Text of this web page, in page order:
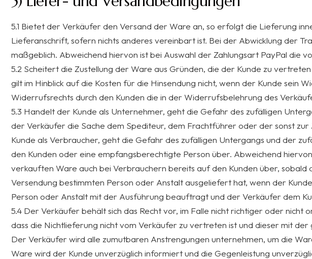
5.1 Bietet der Verkäufer den Versand der Ware an, so erfolgt die Lieferung
Lieferanschrift, sofern nichts anderes vereinbart ist. Bei der Abwicklung der
maßgeblich. Abweichend hiervon ist bei Auswahl der Zahlungsart PayPal die
5.2 Scheitert die Zustellung der Ware aus Gründen, die der Kunde zu
gilt im Hinblick auf die Kosten für die Hinsendung nicht, wenn der Kunde sein
Widerrufsrechts durch den Kunden die in der Widerrufsbelehrung des
5.3 Handelt der Kunde als Unternehmer, geht die Gefahr des zufälligen
der Verkäufer die Sache dem Spediteur, dem Frachtführer oder der sonst
Kunde als Verbraucher, geht die Gefahr des zufälligen Untergangs und der
den Kunden oder eine empfangsberechtigte Person über. Abweichend
verkauften Ware auch bei Verbrauchern bereits auf den Kunden über,
Versendung bestimmten Person oder Anstalt ausgeliefert hat, wenn der
Person oder Anstalt mit der Ausführung beauftragt und der Verkäufer dem
5.4 Der Verkäufer behält sich das Recht vor, im Falle nicht richtiger oder
dass die Nichtlieferung nicht vom Verkäufer zu vertreten ist und dieser mit
Der Verkäufer wird alle zumutbaren Anstrengungen unternehmen, um die
Ware wird der Kunde unverzüglich informiert und die Gegenleistung